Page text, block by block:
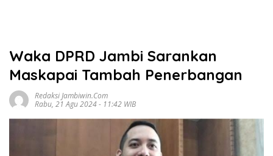
Waka DPRD Jambi Sarankan
Maskapai Tambah Penerbangan
Redaksi Jambiwin.com
Rabu, 21 Agu 2024 - 11:42 WIB